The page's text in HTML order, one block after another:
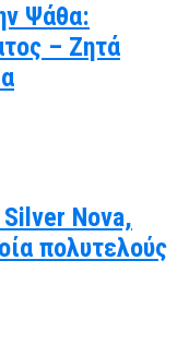
Ψάθα:
– Ζητά
Nova,
πολυτελούς